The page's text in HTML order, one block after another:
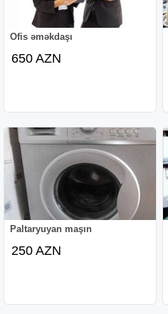
Ofis əməkdaşı
650 AZN
Paltaryuyan maşın
250 AZN